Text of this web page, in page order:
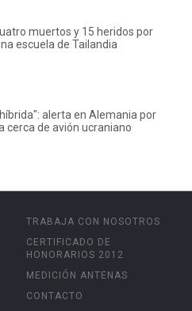
muertos y 15 heridos por
escuela de Tailandia
alerta en Alemania por
cerca de avión ucraniano
TRABAJA CON NOSOTROS
CERTIFICADO DE
HONORARIOS 2012
MEDICIÓN ANTENAS
CONTACTO